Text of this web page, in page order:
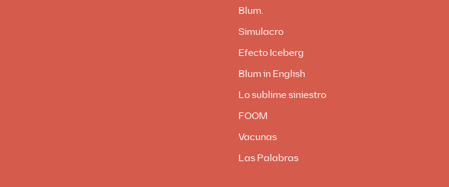
Blum.
Simulacro
Efecto Iceberg
Blum in English
Lo sublime siniestro
FOOM
Vacunas
Las Palabras